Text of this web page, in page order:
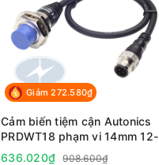
Giảm 272.580₫
Cảm biến tiệm cận Autonics
PRDWT18 phạm vi 14mm 12-
24VDC
636.020₫
908.600₫